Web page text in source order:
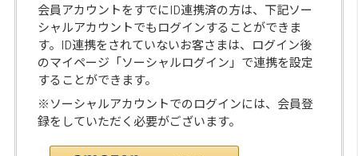
会員アカウントをすでにID連携済の方は、下記ソー
シャルアカウントでもログインすることができま
す。ID連携をされていないお客さまは、ログイン後
のマイページ「ソーシャルログイン」で連携を設定
することができます。
※ソーシャルアカウントでのログインには、会員登
録をしていただく必要がございます。